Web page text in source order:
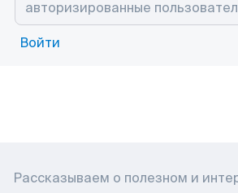
Войти
Рассказываем о полезном и